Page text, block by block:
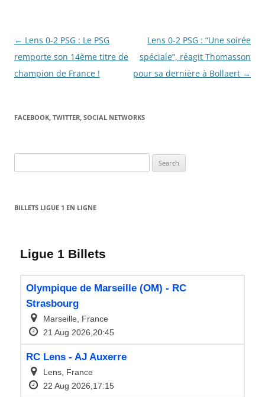
Post
navigation
← Lens 0-2 PSG : Le PSG
remporte son 14ème titre de
champion de France !
Lens 0-2 PSG : “Une soirée
spéciale”, réagit Thomasson
pour sa dernière à Bollaert →
FACEBOOK, TWITTER, SOCIAL NETWORKS
for:
BILLETS LIGUE 1 EN LIGNE